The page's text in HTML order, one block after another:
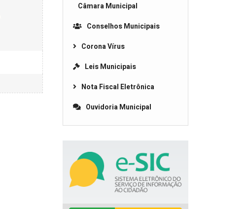
Câmara Municipal
Conselhos Municipais
Corona Vírus
Leis Municipais
Nota Fiscal Eletrônica
Ouvidoria Municipal